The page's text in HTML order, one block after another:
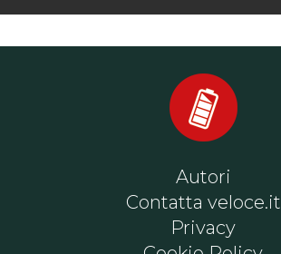
Autori
Contatta veloce.it
Privacy